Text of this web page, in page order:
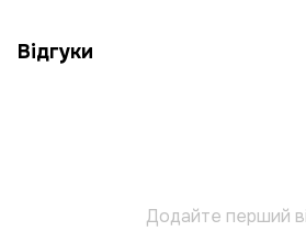
Відгуки
Додайте перший